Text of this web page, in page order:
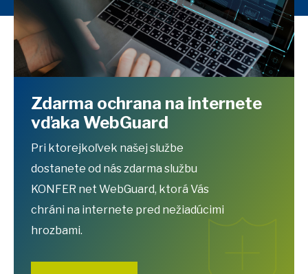
Zdarma ochrana na internete
vďaka WebGuard
Pri ktorejkoľvek našej službe
dostanete od nás zdarma službu
KONFER net WebGuard, ktorá Vás
chráni na internete pred nežiadúcimi
hrozbami.